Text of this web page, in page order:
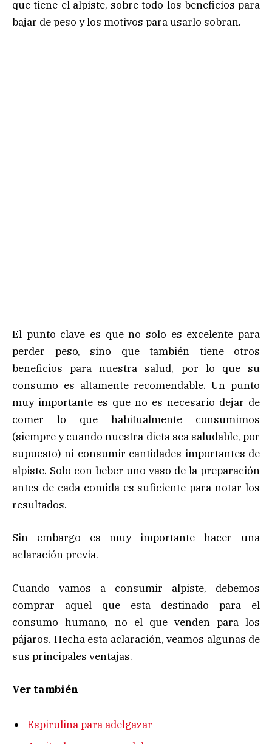
que tiene el alpiste, sobre todo los beneficios para
bajar de peso y los motivos para usarlo sobran.
El punto clave es que no solo es excelente para
perder peso, sino que también tiene otros
beneficios para nuestra salud, por lo que su
consumo es altamente recomendable. Un punto
muy importante es que no es necesario dejar de
comer lo que habitualmente consumimos
(siempre y cuando nuestra dieta sea saludable, por
supuesto) ni consumir cantidades importantes de
alpiste. Solo con beber uno vaso de la preparación
antes de cada comida es suficiente para notar los
resultados.
Sin embargo es muy importante hacer una
aclaración previa.
Cuando vamos a consumir alpiste, debemos
comprar aquel que esta destinado para el
consumo humano, no el que venden para los
pájaros. Hecha esta aclaración, veamos algunas de
sus principales ventajas.
Ver también
Espirulina para adelgazar